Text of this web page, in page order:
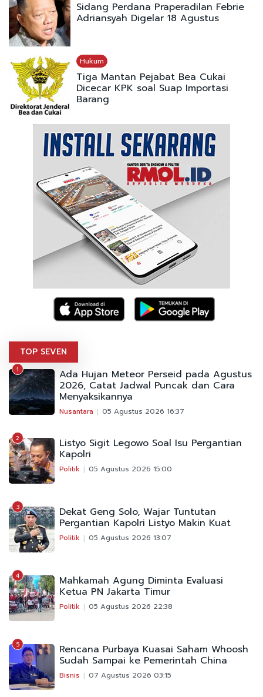
Sidang Perdana Praperadilan Febrie
Adriansyah Digelar 18 Agustus
Hukum
Tiga Mantan Pejabat Bea Cukai
Dicecar KPK soal Suap Importasi
Barang
TOP SEVEN
1 Ada Hujan Meteor Perseid pada Agustus
2026, Catat Jadwal Puncak dan Cara
Menyaksikannya
Nusantara 05 Agustus 2026 16:37
2 Listyo Sigit Legowo Soal Isu Pergantian
Kapolri
Politik 05 Agustus 2026 15:00
3 Dekat Geng Solo, Wajar Tuntutan
Pergantian Kapolri Listyo Makin Kuat
Politik 05 Agustus 2026 13:07
4 Mahkamah Agung Diminta Evaluasi
Ketua PN Jakarta Timur
Politik 05 Agustus 2026 22:38
5 Rencana Purbaya Kuasai Saham Whoosh
Sudah Sampai ke Pemerintah China
Bisnis 07 Agustus 2026 03:15